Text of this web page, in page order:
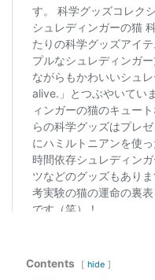
Contents hide